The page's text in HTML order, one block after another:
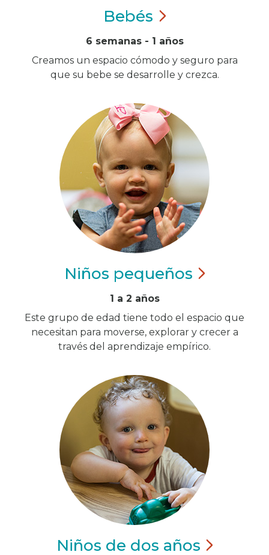
Bebés
6 semanas - 1 años
Creamos un espacio cómodo y seguro para
que su bebe se desarrolle y crezca.
Niños pequeños
1 a 2 años
Este grupo de edad tiene todo el espacio que
necesitan para moverse, explorar y crecer a
través del aprendizaje empírico.
Niños de dos años